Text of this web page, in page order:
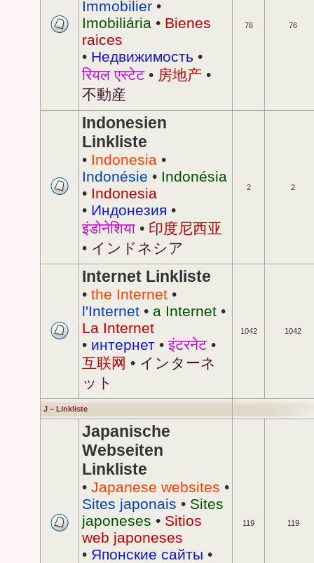
Immobilier •
Imobiliária • Bienes
raices
• Недвижимость •
रियल एस्टेट• 房地产 •
不動産
76 76
Indonesien
Linkliste
• Indonesia •
Indonésie • Indonésia
• Indonesia
• Индонезия •
इंडोनेशिया • 印度尼西亚
• インドネシア
2 2
Internet Linkliste
• the Internet •
l'Internet • a Internet •
La Internet
• интернет •इंटरनेट•
互联网 • インターネ
ット
1042 1042
J – Linkliste
Japanische
Webseiten
Linkliste
• Japanese websites •
Sites japonais • Sites
japoneses • Sitios
web japoneses
• Японские сайты •
119 119